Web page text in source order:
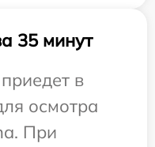
35 минут
в
осмотра
При